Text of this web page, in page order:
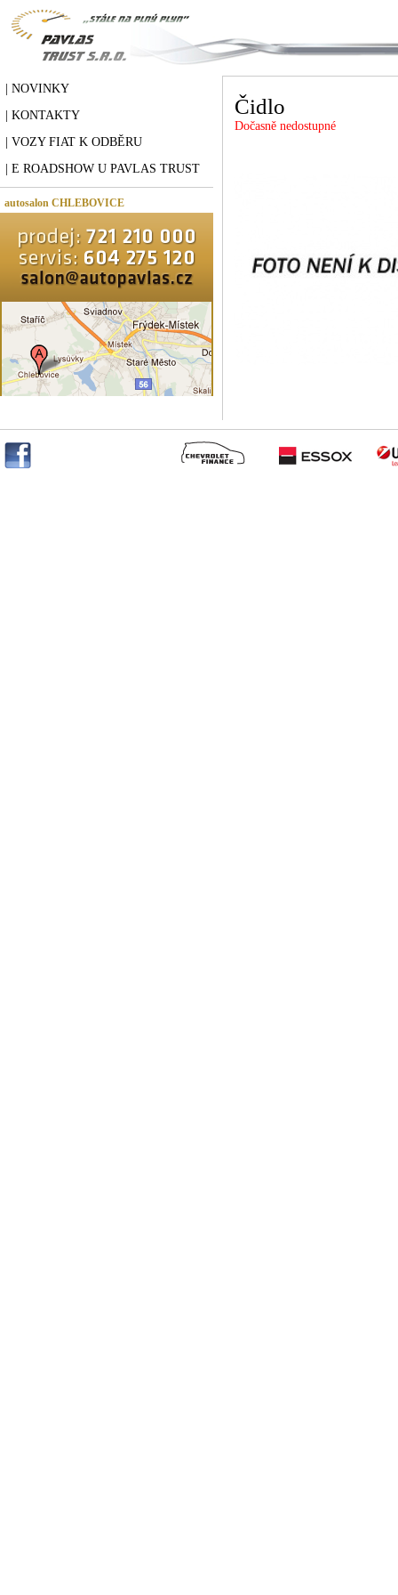
| NOVINKY
| KONTAKTY
| VOZY FIAT K ODBĚRU
| E ROADSHOW U PAVLAS TRUST
autosalon CHLEBOVICE
Čidlo
Dočasně nedostupné